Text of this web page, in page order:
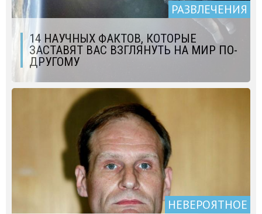
РАЗВЛЕЧЕНИЯ
14 НАУЧНЫХ ФАКТОВ, КОТОРЫЕ
ЗАСТАВЯТ ВАС ВЗГЛЯНУТЬ НА МИР ПО-
ДРУГОМУ
НЕВЕРОЯТНОЕ